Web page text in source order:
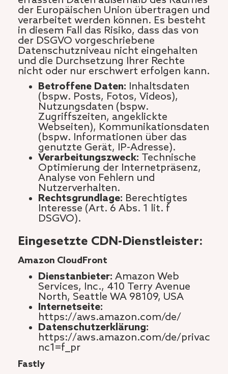
der Europäischen Union übertragen und
verarbeitet werden können. Es besteht
in diesem Fall das Risiko, dass das von
der DSGVO vorgeschriebene
Datenschutzniveau nicht eingehalten
und die Durchsetzung Ihrer Rechte
nicht oder nur erschwert erfolgen kann.
Betroffene Daten: Inhaltsdaten
(bspw. Posts, Fotos, Videos),
Nutzungsdaten (bspw.
Zugriffszeiten, angeklickte
Webseiten), Kommunikationsdaten
(bspw. Informationen über das
genutzte Gerät, IP-Adresse).
Verarbeitungszweck: Technische
Optimierung der Internetpräsenz,
Analyse von Fehlern und
Nutzerverhalten.
Rechtsgrundlage: Berechtigtes
Interesse (Art. 6 Abs. 1 lit. f
DSGVO).
Eingesetzte CDN-Dienstleister:
Amazon CloudFront
Dienstanbieter: Amazon Web
Services, Inc., 410 Terry Avenue
North, Seattle WA 98109, USA
Internetseite:
https://aws.amazon.com/de/
Datenschutzerklärung:
https://aws.amazon.com/de/privacy/?
nc1=f_pr
Fastly